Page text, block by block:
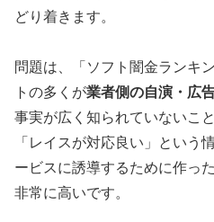
どり着きます。
問題は、「ソフト闇金ランキ
トの多くが業者側の自演・広
事実が広く知られていないこ
「レイスが対応良い」という
ービスに誘導するために作っ
非常に高いです。